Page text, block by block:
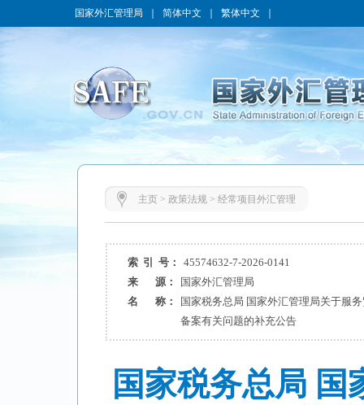
国家外汇管理局 简体中文 繁体中文
主页> 政策法规> 经常项目外汇管理
索 引 号：
45574632-7-2026-0141
来 源：
国家外汇管理局
名 称：
国家税务总局 国家外汇管理局关于服
备案有关问题的补充公告
国家税务总局